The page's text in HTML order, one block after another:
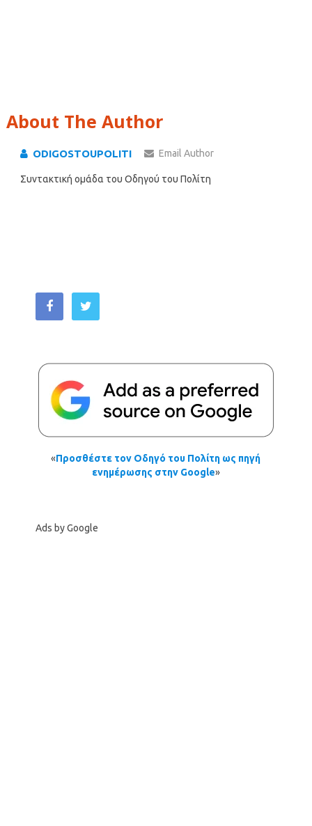
About The Author
ODIGOSTOUPOLITI Email Author
Συντακτική ομάδα του Οδηγού του Πολίτη
«Προσθέστε τον Οδηγό του Πολίτη ως πηγή
ενημέρωσης στην Google»
Ads by Google